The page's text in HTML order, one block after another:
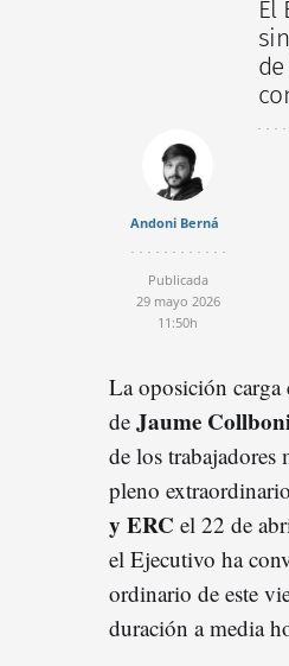
El
Andoni Berná
Publicada
29 mayo 2026
11:50h
La oposición
de Jaume
de los trabajadores
pleno
y ERC el 22 de
el Ejecutivo ha
ordinario de este
duración a media